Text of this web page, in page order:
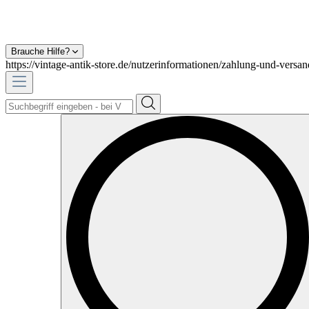
Brauche Hilfe?
https://vintage-antik-store.de/nutzerinformationen/zahlung-und-